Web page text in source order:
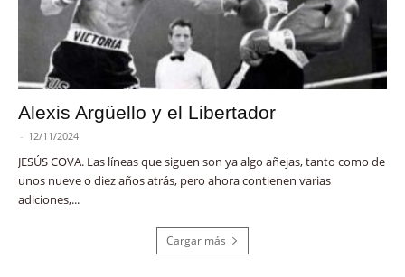
Alexis Argüello y el Libertador
- 12/11/2024
JESÚS COVA. Las líneas que siguen son ya algo añejas, tanto como de
unos nueve o diez años atrás, pero ahora contienen varias
adiciones,...
Cargar más